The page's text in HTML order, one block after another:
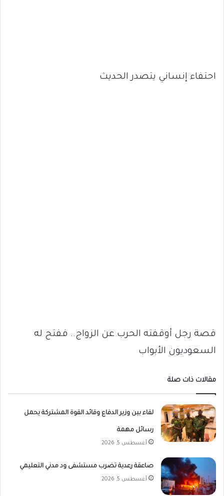
احتفاء إنساني يتصدر الحديث
قصة رجل أوقفته الحرب عن الزواج.. ففتح له
السعوديون الأبواب
مقالات ذات صلة
لقاء بين وزير الدفاع وقائد القوة المشتركة يحمل
رسائل مهمة
أغسطس 5, 2026
صاعقة رعدية تضرب مستشفى ود مدني التعليمي
أغسطس 5, 2026